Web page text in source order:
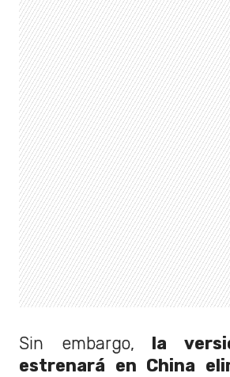
Sin embargo, la
estrenará en China